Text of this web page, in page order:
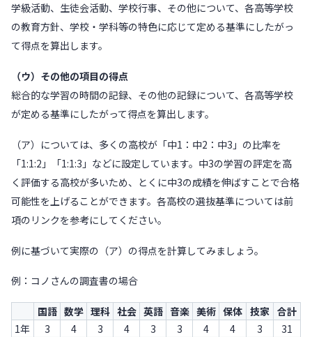
学級活動、生徒会活動、学校行事、その他について、各高等学校
の教育方針、学校・学科等の特色に応じて定める基準にしたがっ
て得点を算出します。
（ウ）その他の項目の得点
総合的な学習の時間の記録、その他の記録について、各高等学校
が定める基準にしたがって得点を算出します。
（ア）については、多くの高校が「中1：中2：中3」の比率を
「1:1:2」「1:1:3」などに設定しています。中3の学習の評定を高
く評価する高校が多いため、とくに中3の成績を伸ばすことで合格
可能性を上げることができます。各高校の選抜基準については前
項のリンクを参考にしてください。
例に基づいて実際の（ア）の得点を計算してみましょう。
例：コノさんの調査書の場合
国語 数学 理科 社会 英語 音楽 美術 保体 技家 合計
1年
3 4 3 4 3 3 4 4 3
31